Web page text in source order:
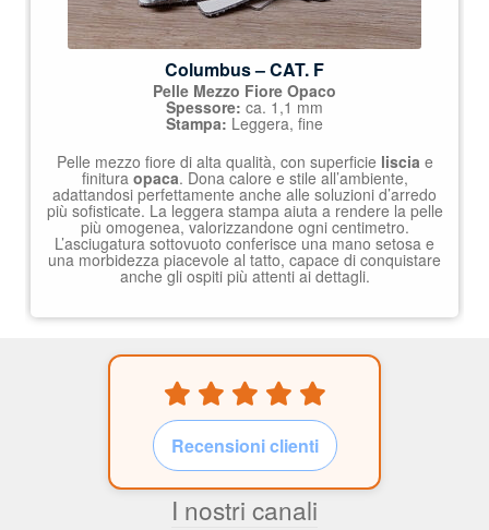
Columbus – CAT. F
Pelle Mezzo Fiore Opaco
Spessore: ca. 1,1 mm
Stampa: Leggera, fine
Pelle mezzo fiore di alta qualità, con superficie liscia e
finitura opaca. Dona calore e stile all’ambiente,
adattandosi perfettamente anche alle soluzioni d’arredo
più sofisticate. La leggera stampa aiuta a rendere la pelle
più omogenea, valorizzandone ogni centimetro.
L’asciugatura sottovuoto conferisce una mano setosa e
una morbidezza piacevole al tatto, capace di conquistare
anche gli ospiti più attenti ai dettagli.
Recensioni clienti
I nostri canali